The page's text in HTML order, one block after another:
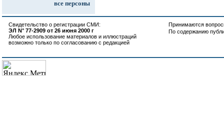
все персоны
Свидетельство о регистрации СМИ:
ЭЛ N° 77-2909 от 26 июня 2000 г
Любое использование материалов и иллюстраций
возможно только по согласованию с редакцией
Принимаются
По содержанию